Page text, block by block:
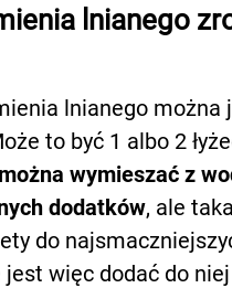
lnianego
lnianego można
to być 1 albo 2
można wymieszać z
dodatków, ale taka
do
jest więc dodać do